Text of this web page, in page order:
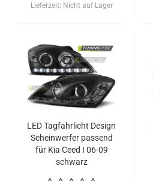
Lieferzeit: Nicht auf Lager
LED Tagfahrlicht Design
Scheinwerfer passend
für Kia Ceed I 06-09
schwarz